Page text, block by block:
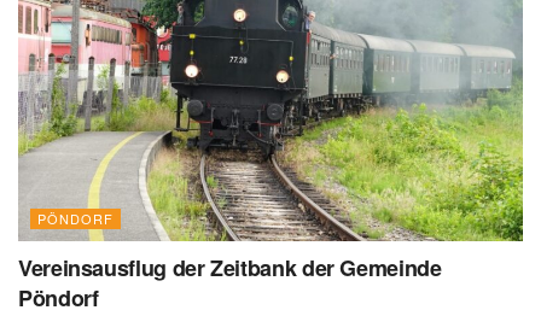
PÖNDORF
Vereinsausflug der Zeitbank der Gemeinde
Pöndorf